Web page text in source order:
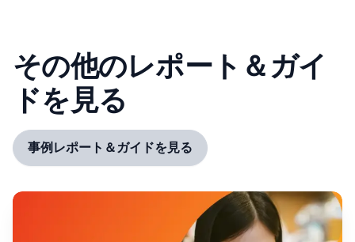
その他のレポート＆ガイ
ドを見る
事例レポート＆ガイドを見る